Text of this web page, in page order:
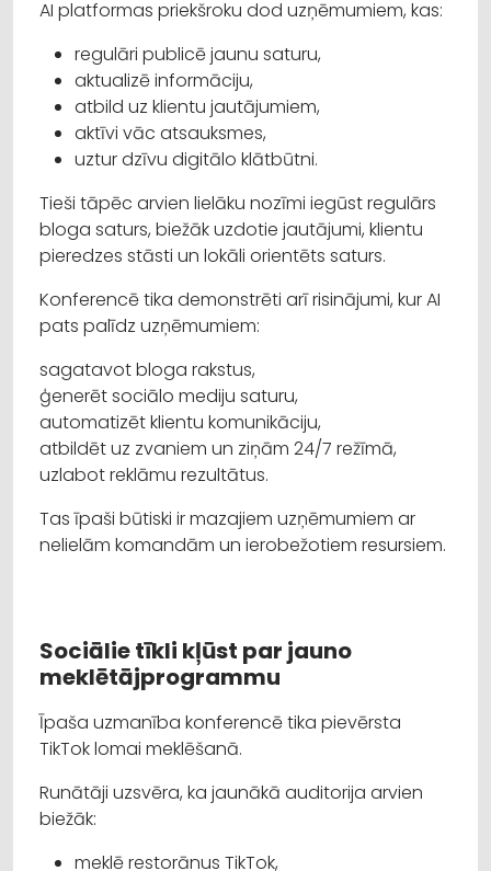
AI platformas priekšroku dod uzņēmumiem, kas:
regulāri publicē jaunu saturu,
aktualizē informāciju,
atbild uz klientu jautājumiem,
aktīvi vāc atsauksmes,
uztur dzīvu digitālo klātbūtni.
Tieši tāpēc arvien lielāku nozīmi iegūst regulārs
bloga saturs, biežāk uzdotie jautājumi, klientu
pieredzes stāsti un lokāli orientēts saturs.
Konferencē tika demonstrēti arī risinājumi, kur AI
pats palīdz uzņēmumiem:
sagatavot bloga rakstus,
ģenerēt sociālo mediju saturu,
automatizēt klientu komunikāciju,
atbildēt uz zvaniem un ziņām 24/7 režīmā,
uzlabot reklāmu rezultātus.
Tas īpaši būtiski ir mazajiem uzņēmumiem ar
nelielām komandām un ierobežotiem resursiem.
Sociālie tīkli kļūst par jauno
meklētājprogrammu
Īpaša uzmanība konferencē tika pievērsta
TikTok lomai meklēšanā.
Runātāji uzsvēra, ka jaunākā auditorija arvien
biežāk:
meklē restorānus TikTok,